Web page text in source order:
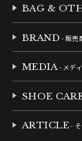
BAG &
BRAND - 販売
MEDIA- メデ
SHOE
ARTICLE-